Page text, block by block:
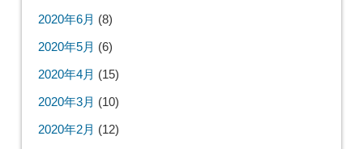
2020年6月 (8)
2020年5月 (6)
2020年4月 (15)
2020年3月 (10)
2020年2月 (12)